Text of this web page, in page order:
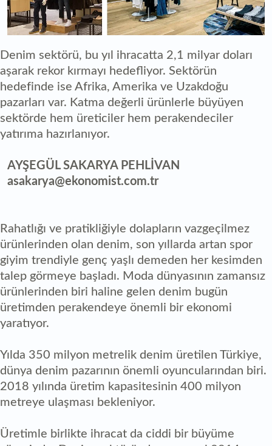
Denim sektörü, bu yıl ihracatta 2,1 milyar doları
aşarak rekor kırmayı hedefliyor. Sektörün
hedefinde ise Afrika, Amerika ve Uzakdoğu
pazarları var. Katma değerli ürünlerle büyüyen
sektörde hem üreticiler hem perakendeciler
yatırıma hazırlanıyor.
AYŞEGÜL SAKARYA PEHLİVAN
asakarya@ekonomist.com.tr
Rahatlığı ve pratikliğiyle dolapların vazgeçilmez
ürünlerinden olan denim, son yıllarda artan spor
giyim trendiyle genç yaşlı demeden her kesimden
talep görmeye başladı. Moda dünyasının zamansız
ürünlerinden biri haline gelen denim bugün
üretimden perakendeye önemli bir ekonomi
yaratıyor.
Yılda 350 milyon metrelik denim üretilen Türkiye,
dünya denim pazarının önemli oyuncularından biri.
2018 yılında üretim kapasitesinin 400 milyon
metreye ulaşması bekleniyor.
Üretimle birlikte ihracat da ciddi bir büyüme